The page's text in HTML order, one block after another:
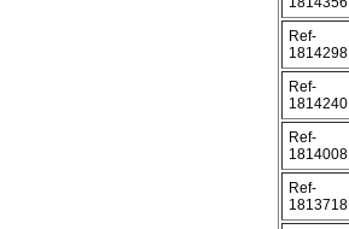
Ref-
1814298
Ref-
1814240
Ref-
1814008
Ref-
1813718